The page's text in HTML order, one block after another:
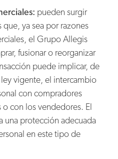
pueden surgir
que, ya sea por razones
el Grupo Allegis
fusionar o reorganizar
puede implicar, de
vigente, el intercambio
con compradores
o con los vendedores. El
una protección adecuada
en este tipo de